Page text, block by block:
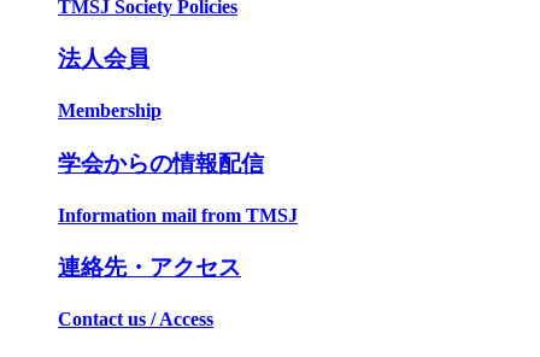
TMSJ Society Policies
法人会員
Membership
学会からの情報配信
Information mail from TMSJ
連絡先・アクセス
Contact us / Access